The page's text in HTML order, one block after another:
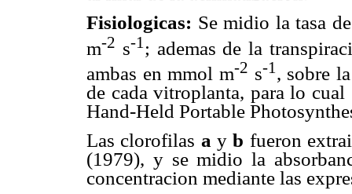
Fisiologicas: Se midio la tasa
m-2 s-1 ; ademas de la
ambas en mmol m-2 s-1 , sobre
de cada vitroplanta, para lo
Hand-Held Portable
Las clorofilas a yb fueron
(1979), y se midio la
concentracion mediante las